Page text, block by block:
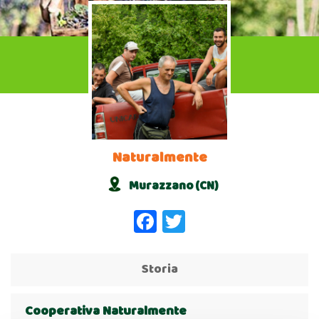
Naturalmente
Murazzano (CN)
Facebook
Storia
Cooperativa Naturalmente